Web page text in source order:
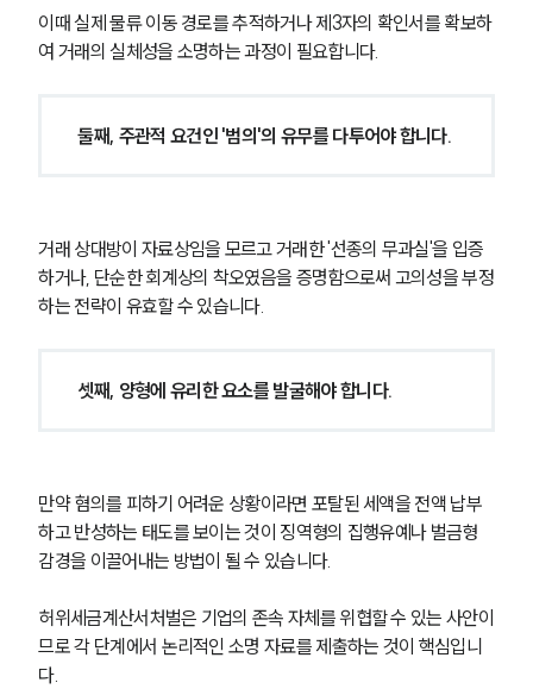
통합검색
AI대륜
업무사례
법률지식인
형사소송·상담후기
형사그룹 업무
구성원 소개
형사전문변호사
소식/자료
이때 실제 물류 이동 경로를 추적하거나 제3자의 확인서를 확보하
여 거래의 실체성을 소명하는 과정이 필요합니다.
둘째, 주관적 요건인 '범의'의 유무를 다투어야 합니다.
거래 상대방이 자료상임을 모르고 거래한 '선종의 무과실'을 입증
하거나, 단순한 회계상의 착오였음을 증명함으로써 고의성을 부정
하는 전략이 유효할 수 있습니다.
셋째, 양형에 유리한 요소를 발굴해야 합니다.
만약 혐의를 피하기 어려운 상황이라면 포탈된 세액을 전액 납부
하고 반성하는 태도를 보이는 것이 징역형의 집행유예나 벌금형
감경을 이끌어내는 방법이 될 수 있습니다.
허위세금계산서처벌은 기업의 존속 자체를 위협할 수 있는 사안이
므로 각 단계에서 논리적인 소명 자료를 제출하는 것이 핵심입니
다.